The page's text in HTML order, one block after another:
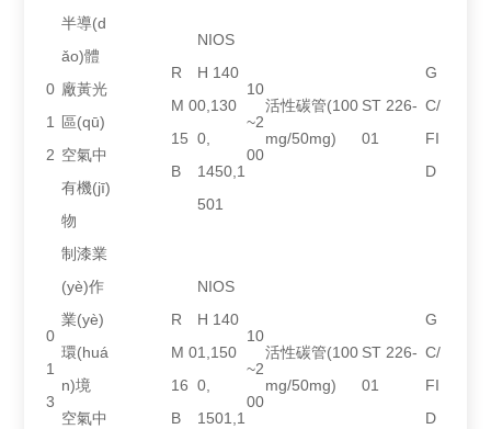
0
1
2
半導(d
ǎo)體
廠黃光
區(qū)
空氣中
有機(jī)
物
R
M 0
15
B
NIOS
H 140
0,130
0,
1450,1
501
10
~2
00
活性碳管(100
mg/50mg)
ST 226-
01
G
C/
FI
D
0
1
3
制漆業
(yè)作
業(yè)
環(huá
n)境
空氣中
R
M 0
16
B
NIOS
H 140
1,150
0,
1501,1
10
~2
00
活性碳管(100
mg/50mg)
ST 226-
01
G
C/
FI
D